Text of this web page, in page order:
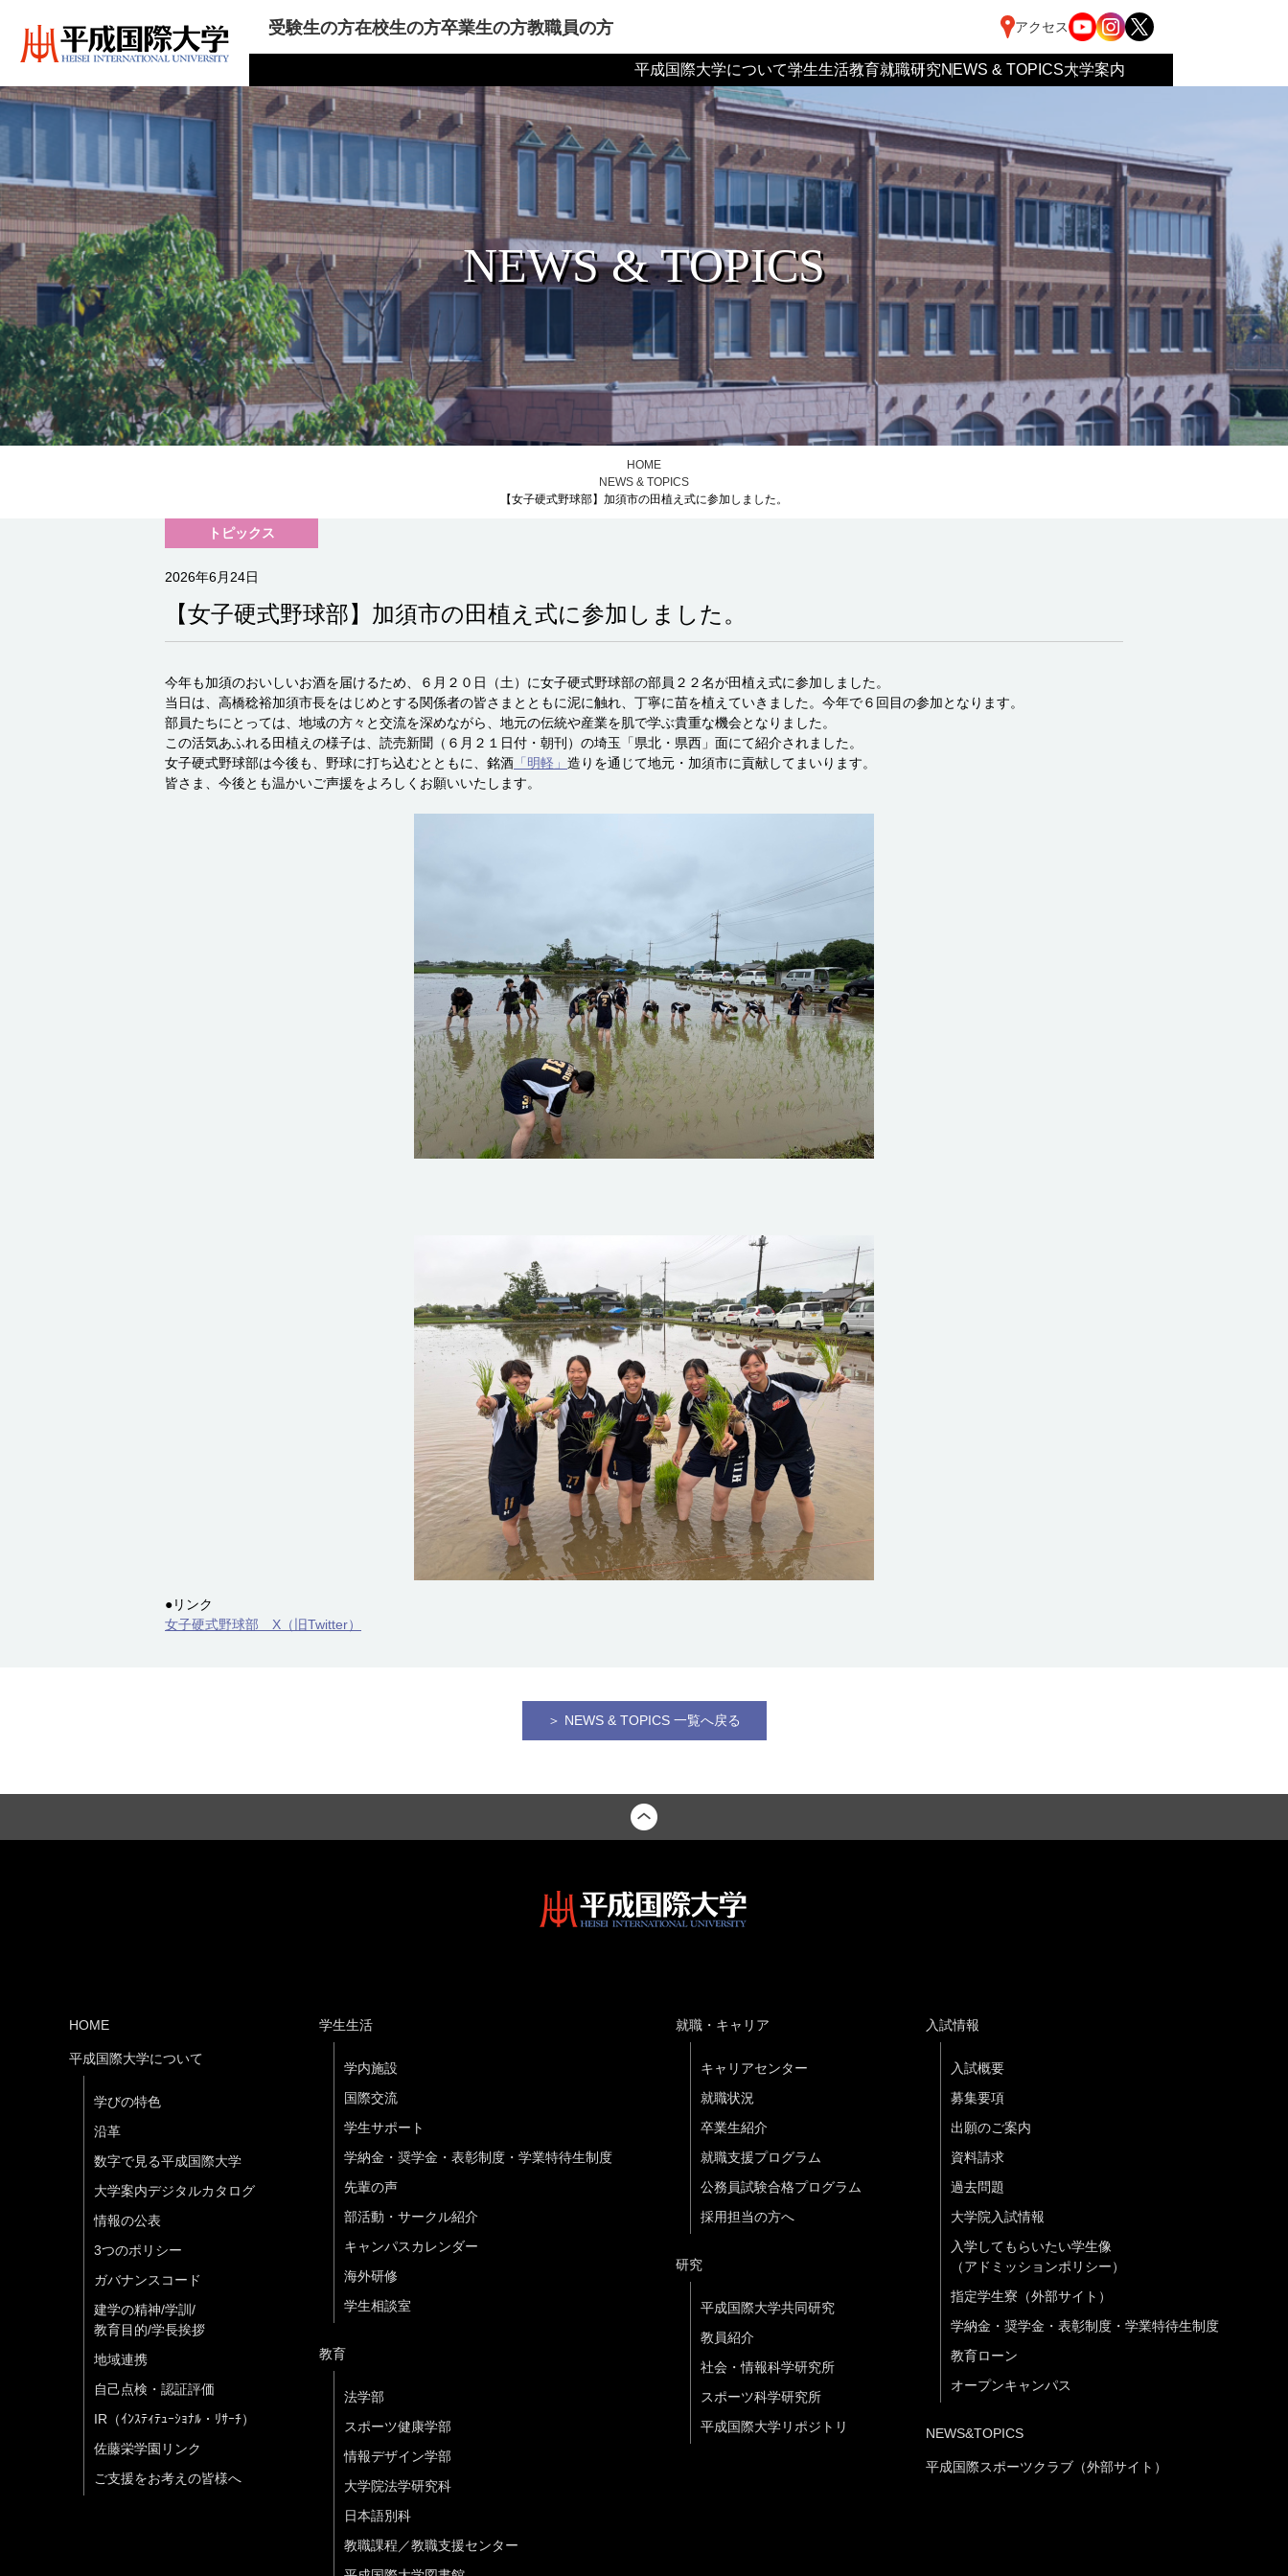
受験生の方在校生の方卒業生の方教職員の方 アクセス
平成国際大学について学生生活教育就職研究NEWS & TOPICS大学案内
NEWS & TOPICS
HOME
NEWS & TOPICS
【女子硬式野球部】加須市の田植え式に参加しました。
トピックス
2026年6月24日
【女子硬式野球部】加須市の田植え式に参加しました。
今年も加須のおいしいお酒を届けるため、６月２０日（土）に女子硬式野球部の部員２２名が田植え式に参加しました。
当日は、高橋稔裕加須市長をはじめとする関係者の皆さまとともに泥に触れ、丁寧に苗を植えていきました。今年で６回目の参加となります。
部員たちにとっては、地域の方々と交流を深めながら、地元の伝統や産業を肌で学ぶ貴重な機会となりました。
この活気あふれる田植えの様子は、読売新聞（６月２１日付・朝刊）の埼玉「県北・県西」面にて紹介されました。
女子硬式野球部は今後も、野球に打ち込むとともに、銘酒 「明軽」 造りを通じて地元・加須市に貢献してまいります。
皆さま、今後とも温かいご声援をよろしくお願いいたします。
●リンク
女子硬式野球部 X（旧Twitter）
＞ NEWS & TOPICS 一覧へ戻る
HOME
平成国際大学について
学びの特色
沿革
数字で見る平成国際大学
大学案内デジタルカタログ
情報の公表
3つのポリシー
ガバナンスコード
建学の精神/学訓/
教育目的/学長挨拶
地域連携
自己点検・認証評価
IR（ｲﾝｽﾃｨﾃｭｰｼｮﾅﾙ・ﾘｻｰﾁ）
佐藤栄学園リンク
ご支援をお考えの皆様へ
学生生活
学内施設
国際交流
学生サポート
学納金・奨学金・表彰制度・学業特待生制度
先輩の声
部活動・サークル紹介
キャンパスカレンダー
海外研修
学生相談室
教育
法学部
スポーツ健康学部
情報デザイン学部
大学院法学研究科
日本語別科
教職課程／教職支援センター
就職・キャリア
キャリアセンター
就職状況
卒業生紹介
就職支援プログラム
公務員試験合格プログラム
採用担当の方へ
研究
平成国際大学共同研究
教員紹介
社会・情報科学研究所
スポーツ科学研究所
平成国際大学リポジトリ
入試情報
入試概要
募集要項
出願のご案内
資料請求
過去問題
大学院入試情報
入学してもらいたい学生像
（アドミッションポリシー）
指定学生寮（外部サイト）
学納金・奨学金・表彰制度・学業特待生制度
教育ローン
オープンキャンパス
NEWS&TOPICS
平成国際スポーツクラブ（外部サイト）